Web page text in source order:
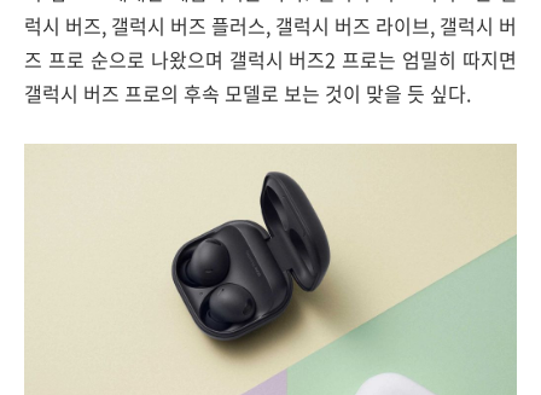
럭시 버즈, 갤럭시 버즈 플러스, 갤럭시 버즈 라이브, 갤럭시 버
즈 프로 순으로 나왔으며 갤럭시 버즈2 프로는 엄밀히 따지면
갤럭시 버즈 프로의 후속 모델로 보는 것이 맞을 듯 싶다.